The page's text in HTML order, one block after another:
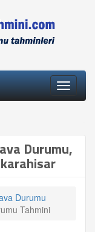
Toggle
Durumu,
Durumu
Tahmini